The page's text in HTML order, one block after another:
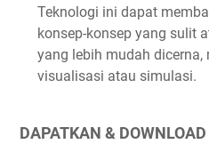
Teknologi ini dapat
konsep-konsep yang sulit
yang lebih mudah dicerna,
visualisasi atau simulasi.
DAPATKAN & DOWNLOAD